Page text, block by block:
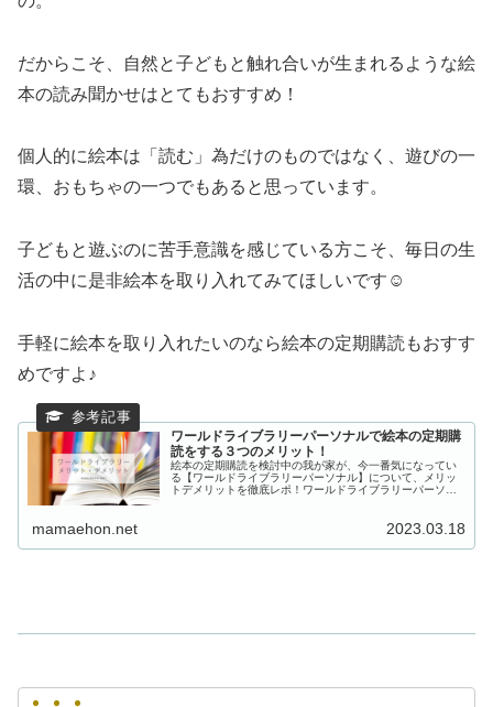
だからこそ、自然と子どもと触れ合いが生まれるような絵
本の読み聞かせはとてもおすすめ！
個人的に絵本は「読む」為だけのものではなく、遊びの一
環、おもちゃの一つでもあると思っています。
子どもと遊ぶのに苦手意識を感じている方こそ、毎日の生
活の中に是非絵本を取り入れてみてほしいです☺︎
手軽に絵本を取り入れたいのなら絵本の定期購読もおすす
めですよ♪
ワールドライブラリーパーソナルで絵本の定期購
読をする３つのメリット！
絵本の定期購読を検討中の我が家が、今一番気になってい
る【ワールドライブラリーパーソナル】について、メリッ
トデメリットを徹底レポ！ワールドライブラリーパーソナ
mamaehon.net 2023.03.18